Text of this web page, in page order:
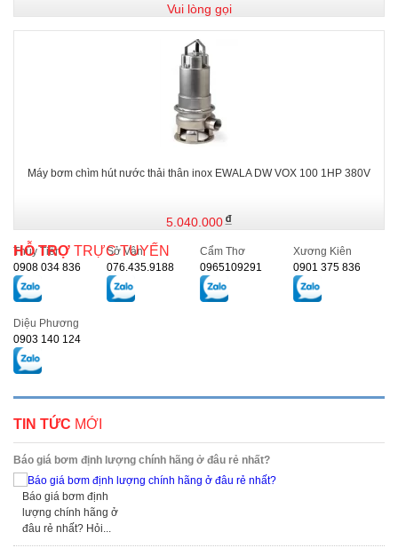
Vui lòng gọi
Máy bơm chìm hút nước thải thân inox EWALA DW VOX 100 1HP 380V
5.040.000
HỖ TRỢ TRỰC TUYẾN
Thủy Tiên
0908 034 836
Sở Vân
076.435.9188
Cẩm Thơ
0965109291
Xương Kiên
0901 375 836
Diệu Phương
0903 140 124
TIN TỨC MỚI
Báo giá bơm định lượng chính hãng ở đâu rẻ nhất?
Báo giá bơm định
lượng chính hãng ở
đâu rẻ nhất? Hỏi...